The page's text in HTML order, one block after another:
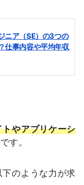
ニア（SE）の3つの
仕事内容や平均年収
トやアプリケーシ
です。
のような力が求